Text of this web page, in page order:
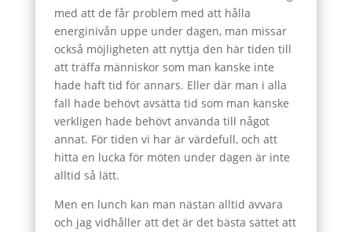
med att de får problem med att hålla
energinivån uppe under dagen, man missar
också möjligheten att nyttja den här tiden till
att träffa människor som man kanske inte
hade haft tid för annars. Eller där man i alla
fall hade behövt avsätta tid som man kanske
verkligen hade behövt använda till något
annat. För tiden vi har är värdefull, och att
hitta en lucka för möten under dagen är inte
alltid så lätt.
Men en lunch kan man nästan alltid avvara
och jag vidhåller att det är det bästa sättet att